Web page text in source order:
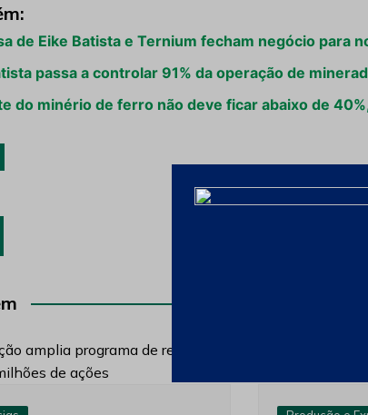
de Eike Batista e Ternium fecham negócio para
passa a controlar 91% da operação de
do minério de ferro não deve ficar abaixo de